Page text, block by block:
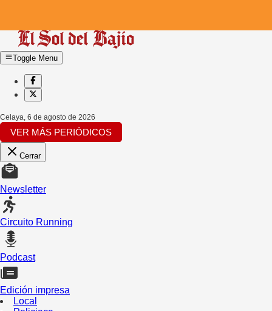
Toggle Menu
Celaya, 6 de agosto de 2026
VER MÁS PERIÓDICOS
Cerrar
Newsletter
Circuito Running
Podcast
Edición impresa
Local